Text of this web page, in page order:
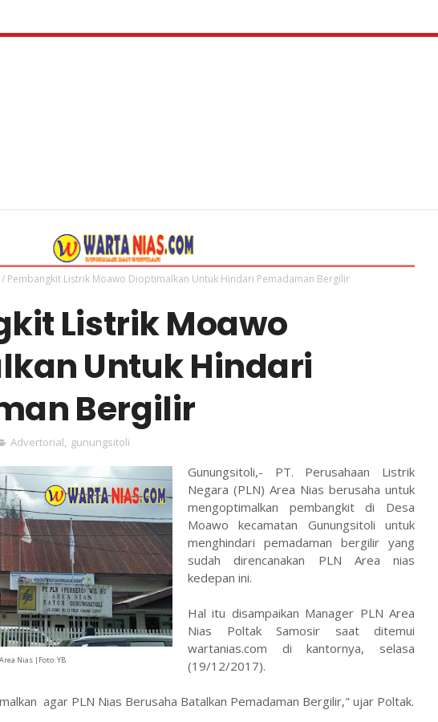
/ Pembangkit Listrik Moawo Dioptimalkan Untuk Hindari Pemadaman Bergilir
Listrik Moawo
Untuk Hindari
Bergilir
Advertorial gunungsitoli
Nias |Foto: YB
Gunungsitoli,- PT. Perusahaan Listrik
Negara (PLN) Area Nias berusaha untuk
mengoptimalkan pembangkit di Desa
Moawo kecamatan Gunungsitoli untuk
menghindari pemadaman bergilir yang
sudah direncanakan PLN Area nias
kedepan ini.
Hal itu disampaikan Manager PLN Area
Nias Poltak Samosir saat ditemui
wartanias.com di kantornya, selasa
(19/12/2017).
agar PLN Nias Berusaha Batalkan Pemadaman Bergilir," ujar Poltak.